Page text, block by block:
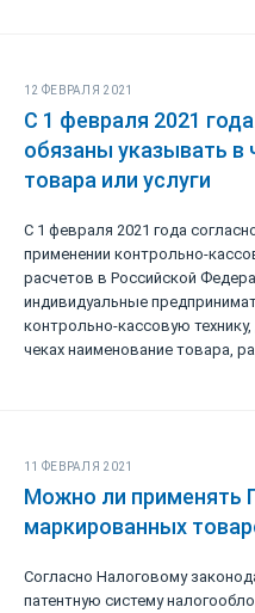
12 ФЕВРАЛЯ 2021
С 1 февраля 2021
обязаны указывать в
товара или услуги
С 1 февраля 2021 года
применении контрольно-
расчетов в Российской
индивидуальные
контрольно-кассовую
чеках наименование товара,
11 ФЕВРАЛЯ 2021
Можно ли применять
маркированных
Согласно Налоговому
патентную систему